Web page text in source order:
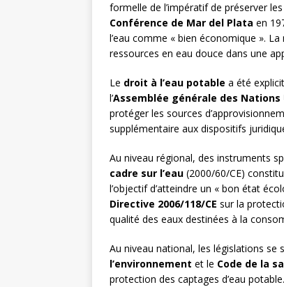
formelle de l’impératif de préserver
Conférence de Mar del Plata en
l’eau comme « bien économique ».
ressources en eau douce dans une
Le droit à l’eau potable a été
l’Assemblée générale des Nations
protéger les sources
supplémentaire aux dispositifs
Au niveau régional, des instruments
cadre sur l’eau (2000/60/CE)
l’objectif d’atteindre un « bon état
Directive 2006/118/CE sur la
qualité des eaux destinées à la
Au niveau national, les législations se
l’environnement et le Code de la
protection des captages d’eau